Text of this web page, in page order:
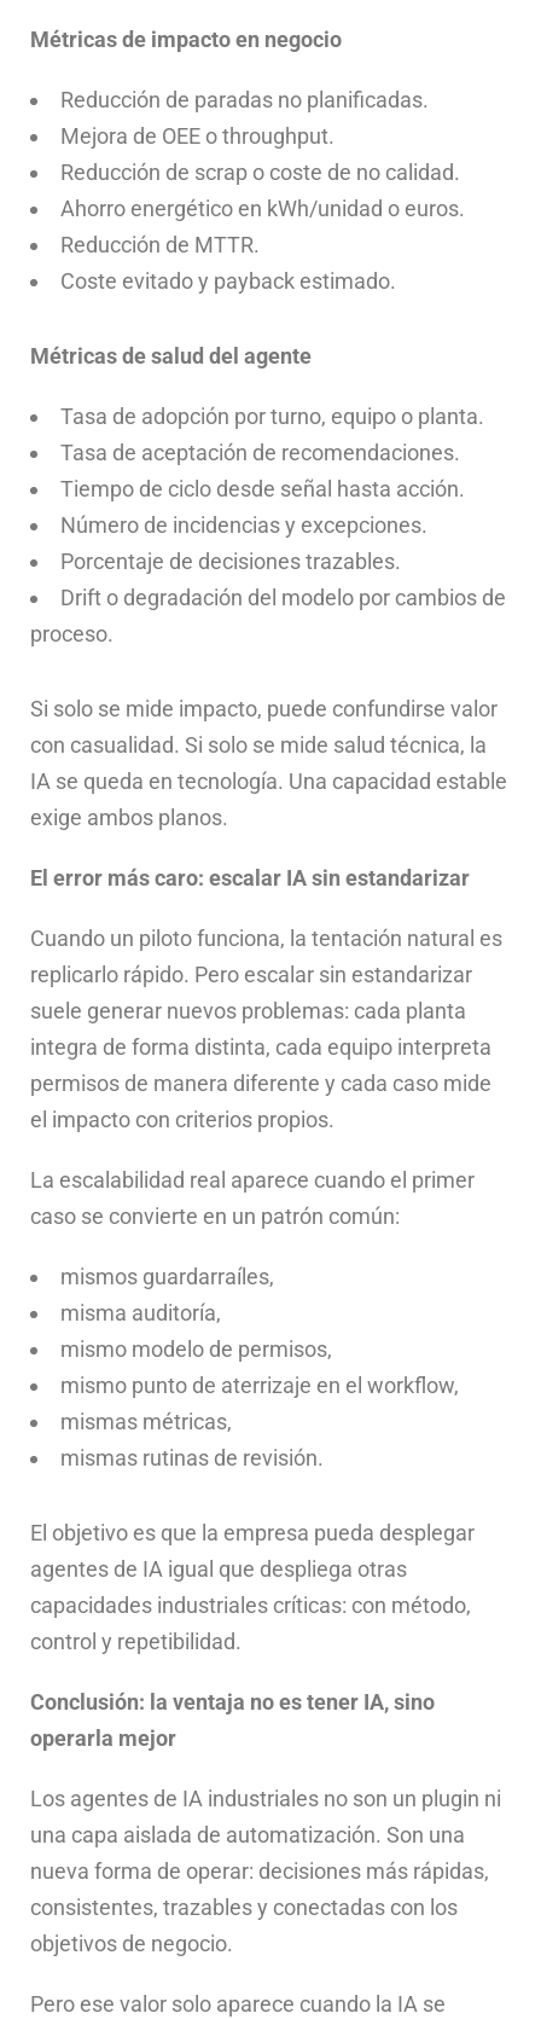
Métricas de impacto en negocio
Reducción de paradas no planificadas.
Mejora de OEE o throughput.
Reducción de scrap o coste de no calidad.
Ahorro energético en kWh/unidad o euros.
Reducción de MTTR.
Coste evitado y payback estimado.
Métricas de salud del agente
Tasa de adopción por turno, equipo o planta.
Tasa de aceptación de recomendaciones.
Tiempo de ciclo desde señal hasta acción.
Número de incidencias y excepciones.
Porcentaje de decisiones trazables.
Drift o degradación del modelo por cambios de
proceso.
Si solo se mide impacto, puede confundirse valor
con casualidad. Si solo se mide salud técnica, la
IA se queda en tecnología. Una capacidad estable
exige ambos planos.
El error más caro: escalar IA sin estandarizar
Cuando un piloto funciona, la tentación natural es
replicarlo rápido. Pero escalar sin estandarizar
suele generar nuevos problemas: cada planta
integra de forma distinta, cada equipo interpreta
permisos de manera diferente y cada caso mide
el impacto con criterios propios.
La escalabilidad real aparece cuando el primer
caso se convierte en un patrón común:
mismos guardarraíles,
misma auditoría,
mismo modelo de permisos,
mismo punto de aterrizaje en el workflow,
mismas métricas,
mismas rutinas de revisión.
El objetivo es que la empresa pueda desplegar
agentes de IA igual que despliega otras
capacidades industriales críticas: con método,
control y repetibilidad.
Conclusión: la ventaja no es tener IA, sino
operarla mejor
Los agentes de IA industriales no son un plugin ni
una capa aislada de automatización. Son una
nueva forma de operar: decisiones más rápidas,
consistentes, trazables y conectadas con los
objetivos de negocio.
Pero ese valor solo aparece cuando la IA se